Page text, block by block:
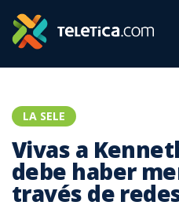
LA SELE
Vivas a
debe haber
través de